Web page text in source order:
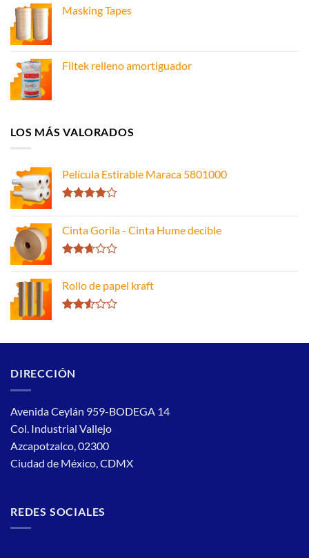
Masking Tapes
Filtek relleno amortiguador
LOS MÁS VALORADOS
Película Estirable Maraca 5801000
de 5
Cinta Gorila - Cinta Hume decible
2.66
de 5
Rollo de papel kraft
2.51
DIRECCIÓN
Avenida Ceylán 959-BODEGA 14
Col. Industrial Vallejo
Azcapotzalco, 02300
Ciudad de México, CDMX
REDES SOCIALES